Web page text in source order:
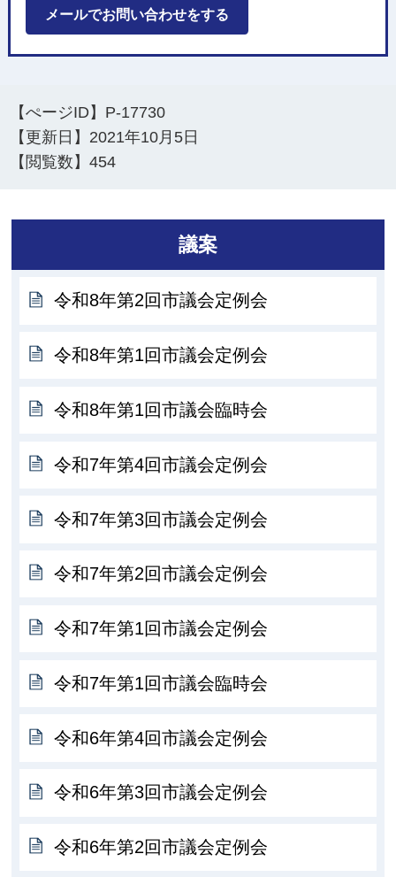
メールでお問い合わせをする
【ぺージID】 P-17730
【更新日】 2021年10月5日
【閲覧数】454
議案
令和8年第2回市議会定例会
令和8年第1回市議会定例会
令和8年第1回市議会臨時会
令和7年第4回市議会定例会
令和7年第3回市議会定例会
令和7年第2回市議会定例会
令和7年第1回市議会定例会
令和7年第1回市議会臨時会
令和6年第4回市議会定例会
令和6年第3回市議会定例会
令和6年第2回市議会定例会